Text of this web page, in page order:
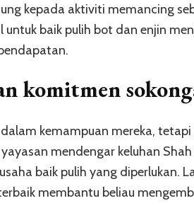
kepada aktiviti memancing
baik pulih bot dan enjin
komitmen
kemampuan mereka,
mendengar keluhan
baik pulih yang diperlukan.
membantu beliau